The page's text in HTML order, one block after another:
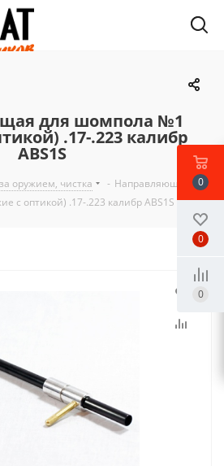
для шомпола №1
.17-.223 калибр
ABS1S
оружием, чистка - Направляющая для
с оптикой) .17-.223 калибр ABS1S
0
0
0